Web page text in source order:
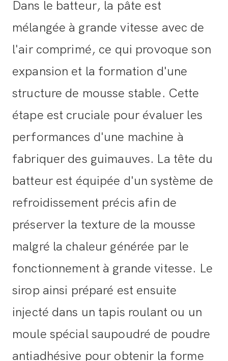
Dans le batteur, la pâte est
mélangée à grande vitesse avec de
l'air comprimé, ce qui provoque son
expansion et la formation d'une
structure de mousse stable. Cette
étape est cruciale pour évaluer les
performances d'une machine à
fabriquer des guimauves. La tête du
batteur est équipée d'un système de
refroidissement précis afin de
préserver la texture de la mousse
malgré la chaleur générée par le
fonctionnement à grande vitesse. Le
sirop ainsi préparé est ensuite
injecté dans un tapis roulant ou un
moule spécial saupoudré de poudre
antiadhésive pour obtenir la forme